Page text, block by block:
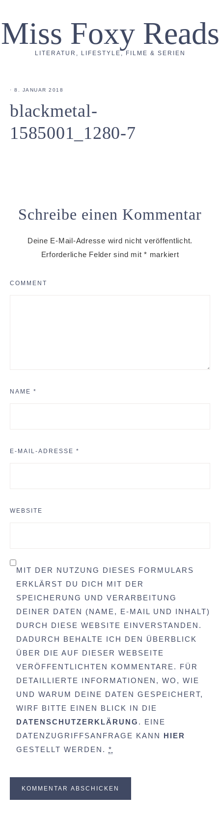
Miss Foxy Reads
LITERATUR, LIFESTYLE, FILME & SERIEN
· 8. JANUAR 2018
blackmetal-
1585001_1280-7
Schreibe einen Kommentar
Deine E-Mail-Adresse wird nicht veröffentlicht.
Erforderliche Felder sind mit * markiert
COMMENT
NAME *
E-MAIL-ADRESSE *
WEBSITE
MIT DER NUTZUNG DIESES FORMULARS
ERKLÄRST DU DICH MIT DER
SPEICHERUNG UND VERARBEITUNG
DEINER DATEN (NAME, E-MAIL UND INHALT)
DURCH DIESE WEBSITE EINVERSTANDEN.
DADURCH BEHALTE ICH DEN ÜBERBLICK
ÜBER DIE AUF DIESER WEBSEITE
VERÖFFENTLICHTEN KOMMENTARE. FÜR
DETAILLIERTE INFORMATIONEN, WO, WIE
UND WARUM DEINE DATEN GESPEICHERT,
WIRF BITTE EINEN BLICK IN DIE
DATENSCHUTZERKLÄRUNG . EINE
DATENZUGRIFFSANFRAGE KANN HIER
GESTELLT WERDEN. *